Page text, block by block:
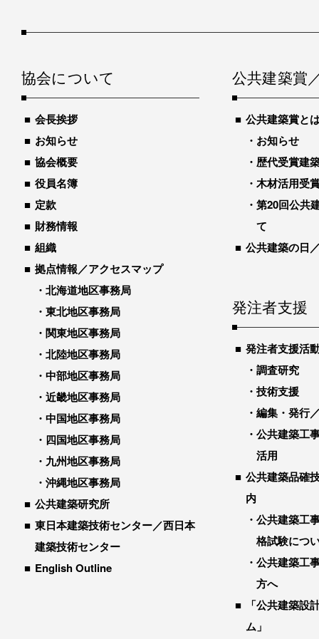
協会について
会長挨拶
お知らせ
協会概要
役員名簿
定款
財務情報
組織
拠点情報／アクセスマップ
北海道地区事務局
東北地区事務局
関東地区事務局
北陸地区事務局
中部地区事務局
近畿地区事務局
中国地区事務局
四国地区事務局
九州地区事務局
沖縄地区事務局
公共建築研究所
東日本建築技術センター／西日本
建築技術センター
English Outline
公共建築賞
公共建築賞と
お知らせ
歴代受賞建
木材活用受
第20回公共
て
公共建築の日
発注者支援
発注者支援活
調査研究
技術支援
編集・発行
公共建築工
活用
公共建築品確
内
公共建築工
格試験につ
公共建築工
方へ
「公共建築設
ム」